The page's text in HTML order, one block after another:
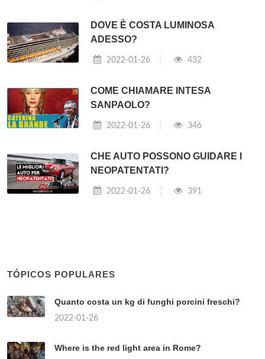
DOVE È COSTA LUMINOSA
ADESSO?
2022-01-26 432
COME CHIAMARE INTESA
SANPAOLO?
2022-01-26 346
CHE AUTO POSSONO GUIDARE I
NEOPATENTATI?
2022-01-26 391
TÓPICOS POPULARES
Quanto costa un kg di funghi porcini freschi?
2022-01-26
Where is the red light area in Rome?